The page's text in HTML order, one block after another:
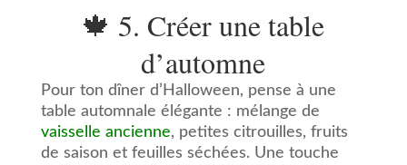
🍁 5. Créer une table
d’automne
Pour ton dîner d’Halloween, pense à une
table automnale élégante : mélange de
vaisselle ancienne, petites citrouilles, fruits
de saison et feuilles séchées. Une touche